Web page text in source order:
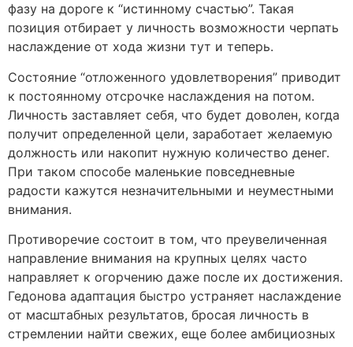
фазу на дороге к “истинному счастью”. Такая
позиция отбирает у личность возможности черпать
наслаждение от хода жизни тут и теперь.
Состояние “отложенного удовлетворения” приводит
к постоянному отсрочке наслаждения на потом.
Личность заставляет себя, что будет доволен, когда
получит определенной цели, заработает желаемую
должность или накопит нужную количество денег.
При таком способе маленькие повседневные
радости кажутся незначительными и неуместными
внимания.
Противоречие состоит в том, что преувеличенная
направление внимания на крупных целях часто
направляет к огорчению даже после их достижения.
Гедонова адаптация быстро устраняет наслаждение
от масштабных результатов, бросая личность в
стремлении найти свежих, еще более амбициозных